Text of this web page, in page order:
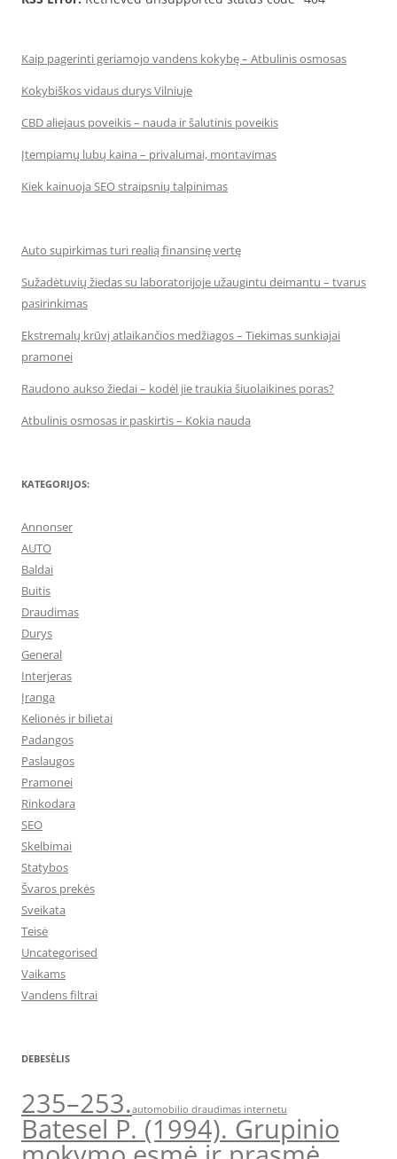
Kaip pagerinti geriamojo vandens kokybę – Atbulinis osmosas
Kokybiškos vidaus durys Vilniuje
CBD aliejaus poveikis – nauda ir šalutinis poveikis
Įtempiamų lubų kaina – privalumai, montavimas
Kiek kainuoja SEO straipsnių talpinimas
Auto supirkimas turi realią finansinę vertę
Sužadėtuvių žiedas su laboratorijoje užaugintu deimantu – tvarus
pasirinkimas
Ekstremalų krūvį atlaikančios medžiagos – Tiekimas sunkiajai
pramonei
Raudono aukso žiedai – kodėl jie traukia šiuolaikines poras?
Atbulinis osmosas ir paskirtis – Kokia nauda
KATEGORIJOS:
Annonser
AUTO
Baldai
Buitis
Draudimas
Durys
General
Interjeras
Įranga
Kelionės ir bilietai
Padangos
Paslaugos
Pramonei
Rinkodara
SEO
Skelbimai
Statybos
Švaros prekės
Sveikata
Teisė
Uncategorised
Vaikams
Vandens filtrai
DEBESĖLIS
235–253.automobilio draudimas internetu
Batesel P. (1994). Grupinio